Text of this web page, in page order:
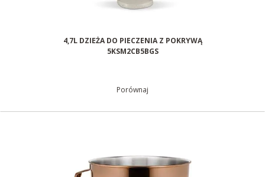
4,7L DZIEŻA DO PIECZENIA Z POKRYWĄ
5KSM2CB5BGS
Porównaj